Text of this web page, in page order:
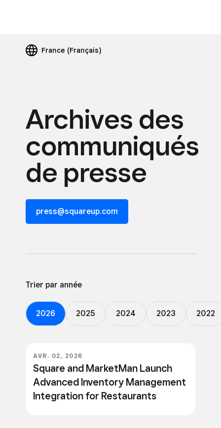
France (Français)
Archives des
communiqués
de presse
press@squareup.com
Trier par année
2026 2025 2024 2023 2022
AVR. 02, 2026
Square and MarketMan Launch
Advanced Inventory Management
Integration for Restaurants